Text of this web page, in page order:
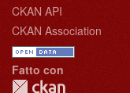
CKAN API
CKAN Association
Fatto con